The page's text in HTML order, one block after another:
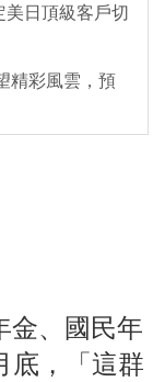
日頂級客戶切
精彩風雲，預
金、國民年
底，「這群